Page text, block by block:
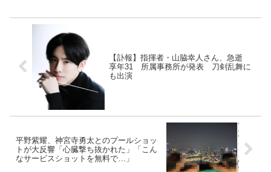
【訃報】指揮者・山脇幸人さん、急逝
享年31 所属事務所が発表 刀剣乱舞に
も出演
平野紫耀、神宮寺勇太とのプールショッ
トが大反響「心臓撃ち抜かれた」「こん
なサービスショットを無料で…」